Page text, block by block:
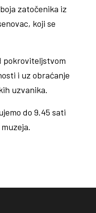
zatočenika iz
koji se
pokroviteljstvom
i uz obraćanje
uzvanika.
do 9.45 sati